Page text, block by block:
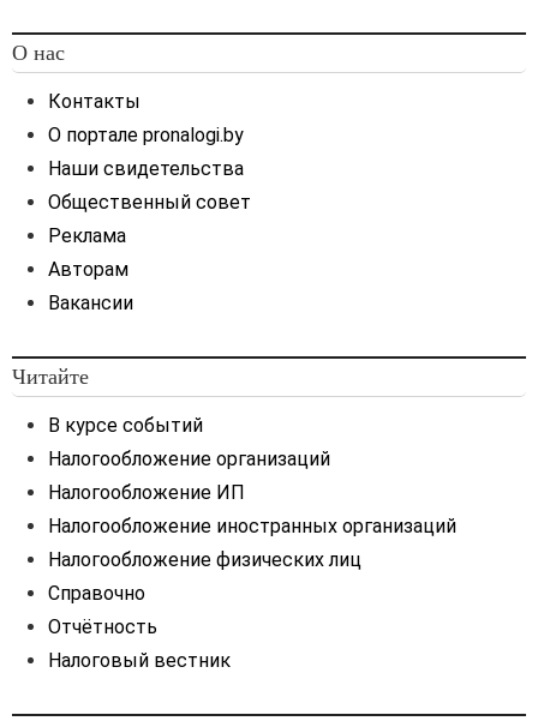
Национального банкана
Если отпускная цена для
включается в договор, то
подписания соглашения об
окончательной цене
О нас
Контакты
О портале pronalogi.by
Наши свидетельства
Общественный совет
Реклама
Авторам
Вакансии
Читайте
В курсе событий
Налогообложение организаций
Налогообложение ИП
Налогообложение иностранных организаций
Налогообложение физических лиц
Справочно
Отчётность
Налоговый вестник